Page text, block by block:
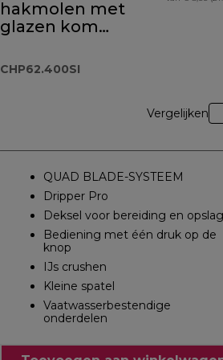
hakmolen met
glazen kom
CHP62.400SI
Vergelijken
QUAD BLADE-SYSTEEM
Dripper Pro
Deksel voor bereiding en opslag
Bediening met één druk op de
knop
IJs crushen
Kleine spatel
Vaatwasserbestendige
onderdelen